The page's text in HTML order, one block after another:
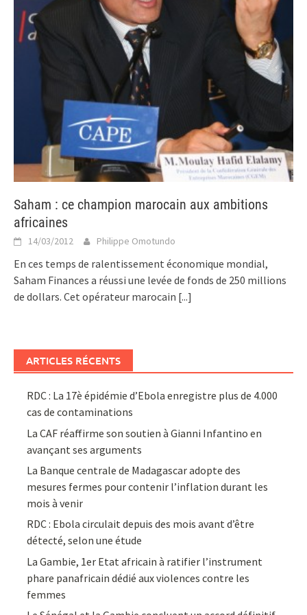
Saham : ce champion marocain aux ambitions
africaines
14/03/2012 Philippe Omotundo
En ces temps de ralentissement économique mondial,
Saham Finances a réussi une levée de fonds de 250 millions
de dollars. Cet opérateur marocain [...]
ARTICLES RÉCENTS
RDC : La 17è épidémie d’Ebola enregistre plus de 4.000
cas de contaminations
La CAF réaffirme son soutien à Gianni Infantino en
avançant ses arguments
La Banque centrale de Madagascar adopte des
mesures fermes pour contenir l’inflation durant les
mois à venir
RDC : Ebola circulait depuis des mois avant d’être
détecté, selon une étude
La Gambie, 1er Etat africain à ratifier l’instrument
phare panafricain dédié aux violences contre les
femmes